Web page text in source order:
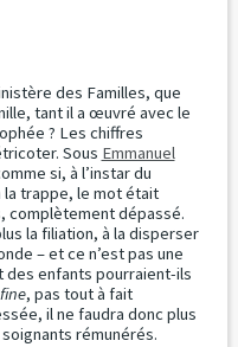
des Familles, que
tant il a œuvré avec le
? Les chiffres
Sous Emmanuel
si, à l’instar du
la trappe, le mot était
complètement dépassé.
la filiation, à la disperser
– et ce n’est pas une
des enfants pourraient-ils
, pas tout à fait
il ne faudra donc plus
rémunérés.